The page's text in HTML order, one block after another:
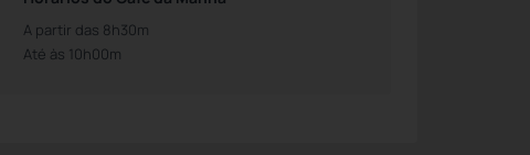
A partir das 8h30m
Até às 10h00m